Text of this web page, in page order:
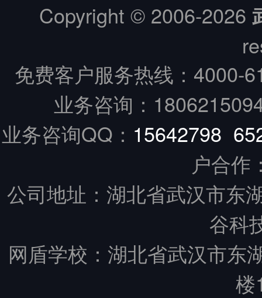
Copyright © 2006-2026
免费客户服务热线： 4000-
业务咨询：
业务咨询QQ： 15642798
户合作
公司地址：湖北省武汉市东
谷科
网盾学校：湖北省武汉市东
楼